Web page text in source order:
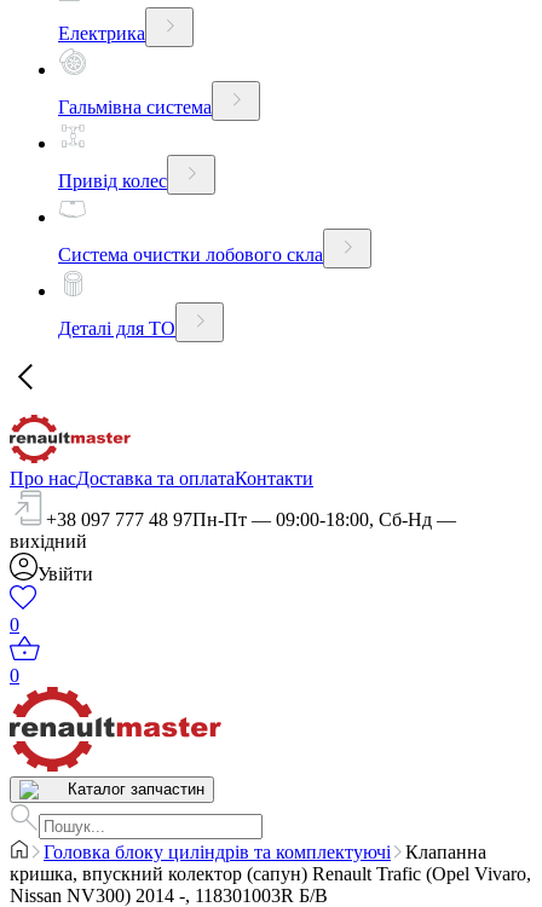
Електрика
Гальмівна система
Привід колес
Система очистки лобового скла
Деталі для ТО
Про насДоставка та оплатаКонтакти
+38 097 777 48 97Пн-Пт — 09:00-18:00, Сб-Нд —
вихідний
Увійти
0
0
Каталог запчастин
Головка блоку циліндрів та комплектуючі
Клапанна
кришка, впускний колектор (сапун) Renault Trafic (Opel Vivaro,
Nissan NV300) 2014 -, 118301003R Б/В